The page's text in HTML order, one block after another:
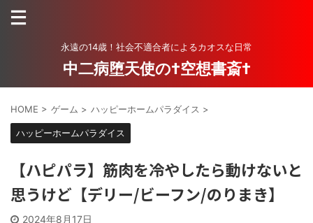
永遠の14歳！社会不適合者によるカオスな日常
中二病堕天使の†空想書斎†
HOME > ゲーム > ハッピーホームパラダイス >
ハッピーホームパラダイス
【ハピパラ】筋肉を冷やしたら動けないと
思うけど【デリー/ビーフン/のりまき】
2024年8月17日